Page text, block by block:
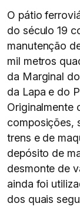
O pátio
do século 19
manutenção
mil metros
da Marginal
da Lapa e do
Originalmente
composições,
trens e de
depósito de
desmonte de
ainda foi
dos quais